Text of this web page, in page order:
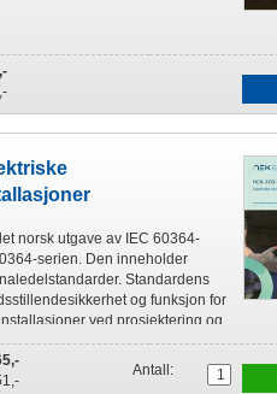
norsk utgave av IEC 60364-
serien. Den inneholder
Standardens
og funksjon for
ved prosjektering og
Antall: